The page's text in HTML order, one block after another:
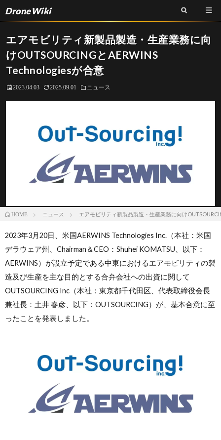
DroneWiki
エアモビリティ新製品製造・生産業務に向
けOUTSOURCINGとAERWINS
Technologiesが合意
2023.04.03 2025.09.01 ニュース
HOME ニュース エアモビリティ新製品製造・生産業務に向け
2023年3月20日、米国AERWINS Technologies Inc.（本社：米国
デラウェア州、Chairman＆CEO：Shuhei KOMATSU、以下：
AERWINS）が設立予定である中東におけるエアモビリティの製
造及び生産を主な目的とする合弁会社への出資に関して
OUTSOURCING Inc（本社：東京都千代田区、代表取締役会長
兼社長：土井 春彦、以下：OUTSOURCING）が、基本合意に至
ったことを発表しました。